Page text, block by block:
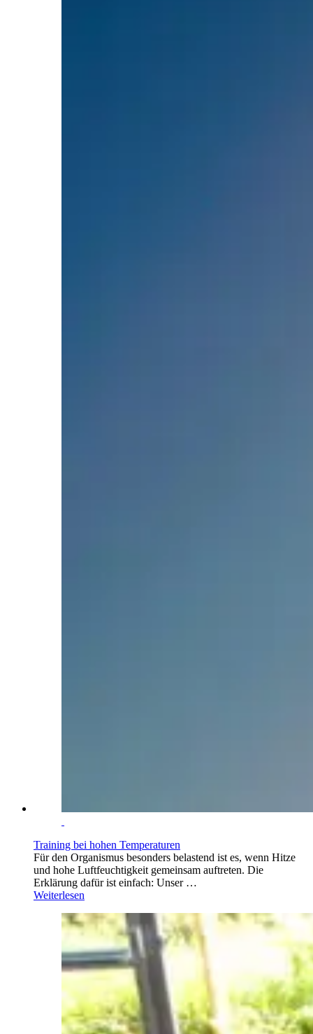
Training bei hohen Temperaturen
Für den Organismus besonders belastend ist es, wenn Hitze
und hohe Luftfeuchtigkeit gemeinsam auftreten. Die
Erklärung dafür ist einfach: Unser …
Weiterlesen